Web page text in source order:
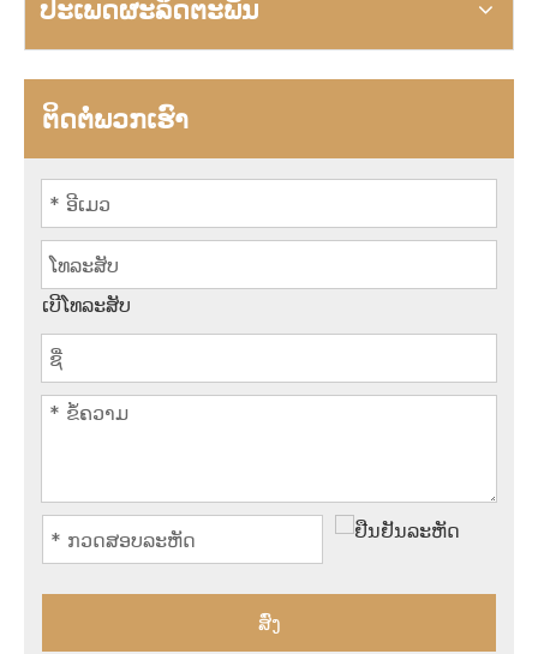
ປະເພດຜະລິດຕະພັນ
ຕິດຕໍ່ພວກເຮົາ
ເບີໂທລະສັບ
ສົ່ງ